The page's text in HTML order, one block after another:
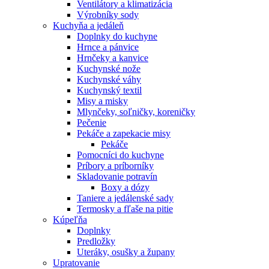
Ventilátory a klimatizácia
Výrobníky sody
Kuchyňa a jedáleň
Doplnky do kuchyne
Hrnce a pánvice
Hrnčeky a kanvice
Kuchynské nože
Kuchynské váhy
Kuchynský textil
Misy a misky
Mlynčeky, soľničky, koreničky
Pečenie
Pekáče a zapekacie misy
Pekáče
Pomocníci do kuchyne
Príbory a príborníky
Skladovanie potravín
Boxy a dózy
Taniere a jedálenské sady
Termosky a fľaše na pitie
Kúpeľňa
Doplnky
Predložky
Uteráky, osušky a župany
Upratovanie